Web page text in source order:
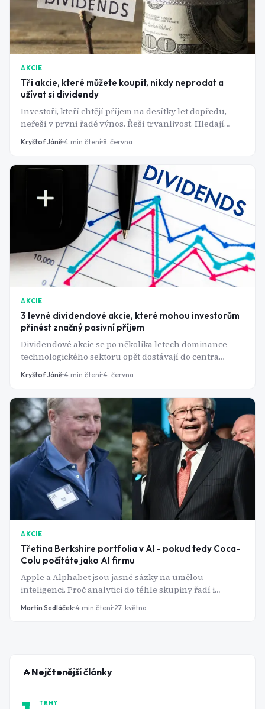
AKCIE
Tři akcie, které můžete koupit, nikdy neprodat a
užívat si dividendy
Investoři, kteří chtějí příjem na desítky let dopředu,
neřeší v první řadě výnos. Řeší trvanlivost. Hledají
podniky, jejichž byznys přežije recese, inflační vlny i
geopolitické otřesy a které mají, v nejlepším případě,
firmy z amerického trhu tenhle test plní možná lépe
Kryštof Jáně 4 min čtení 8. června
AKCIE
3 levné dividendové akcie, které mohou investorům
přinést značný pasivní příjem
Dividendové akcie se po několika letech dominance
technologického sektoru opět dostávají do centra
pozornosti investorů. Zatímco ocenění mnoha
růstových společností se pohybuje na historicky
historií výplat dividend se obchodují za násobky zisků,
které byly ještě před několika lety považovány za
výjimečné příležitosti.
Kryštof Jáně 4 min čtení 4. června
AKCIE
Třetina Berkshire portfolia v AI - pokud tedy Coca-
Colu počítáte jako AI firmu
Apple a Alphabet jsou jasné sázky na umělou
inteligenci. Proč analytici do téhle skupiny řadí i
výrobce limonád?
Martin Sedláček 4 min čtení 27. května
🔥 Nejčtenější články
TRHY